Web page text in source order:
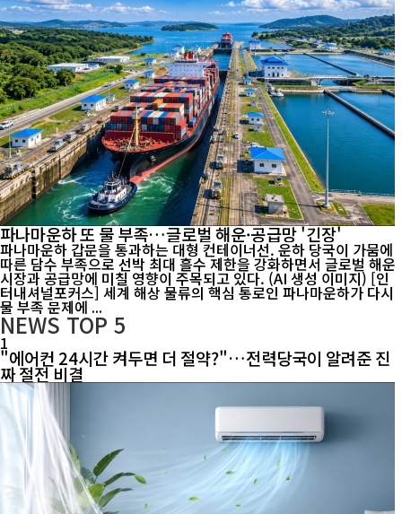
파나마운하 또 물 부족…글로벌 해운·공급망 '긴장'
파나마운하 갑문을 통과하는 대형 컨테이너선. 운하 당국이 가뭄에
따른 담수 부족으로 선박 최대 흘수 제한을 강화하면서 글로벌 해운
시장과 공급망에 미칠 영향이 주목되고 있다. (AI 생성 이미지) [인
터내셔널포커스] 세계 해상 물류의 핵심 통로인 파나마운하가 다시
물 부족 문제에 ...
NEWS TOP 5
1
"에어컨 24시간 켜두면 더 절약?"…전력당국이 알려준 진
짜 절전 비결